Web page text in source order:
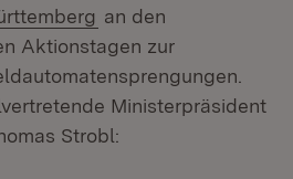
(Öffnet in neuem
an den
Aktionstagen zur
Ministerpräsident
Strobl: